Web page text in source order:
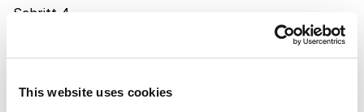
This website uses cookies
Schritt 4
Anforderungsdefinition &
Für eine reibungslose Umsetzung legen wir das